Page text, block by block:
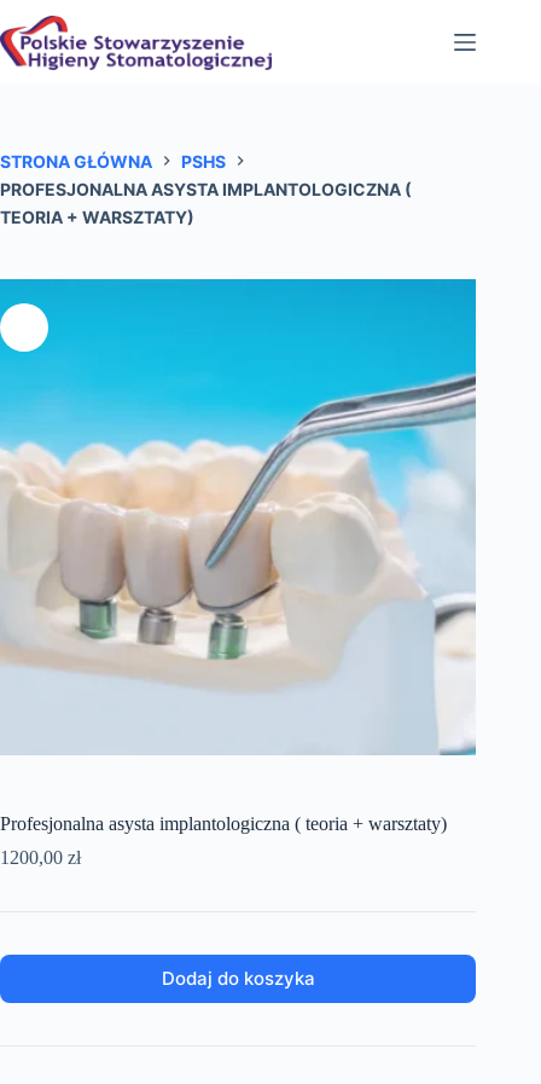
do
treści
STRONA GŁÓWNA
PSHS
PROFESJONALNA ASYSTA IMPLANTOLOGICZNA (
TEORIA + WARSZTATY)
Profesjonalna asysta implantologiczna ( teoria + warsztaty)
1200,00 zł
Dodaj do koszyka